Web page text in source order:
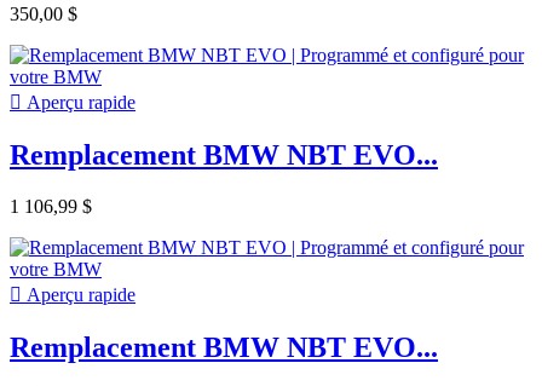
350,00 $
 Aperçu rapide
Remplacement BMW NBT EVO...
1 106,99 $
 Aperçu rapide
Remplacement BMW NBT EVO...